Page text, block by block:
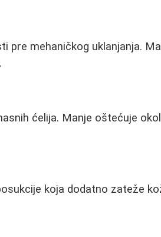
pre mehaničkog uklanjanja.
ćelija. Manje oštećuje
koja dodatno zateže